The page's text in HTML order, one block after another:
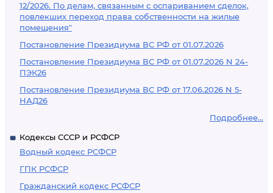
12/2026. По делам, связанным с оспариванием сделок,
повлекших переход права собственности на жилые
помещения"
Постановление Президиума ВС РФ от 01.07.2026
Постановление Президиума ВС РФ от 01.07.2026 N 24-
ПЭК26
Постановление Президиума ВС РФ от 17.06.2026 N 5-
НАД26
Подробнее...
Кодексы СССР и РСФСР
Водный кодекс РСФСР
ГПК РСФСР
Гражданский кодекс РСФСР